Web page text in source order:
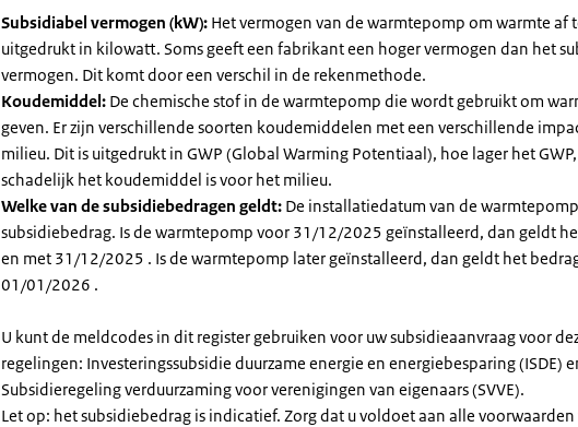
Subsidiabel vermogen (kW): Het vermogen van de warmtepomp om warmte af
uitgedrukt in kilowatt. Soms geeft een fabrikant een hoger vermogen dan het
vermogen. Dit komt door een verschil in de rekenmethode.
Koudemiddel: De chemische stof in de warmtepomp die wordt gebruikt om
geven. Er zijn verschillende soorten koudemiddelen met een verschillende
milieu. Dit is uitgedrukt in GWP (Global Warming Potentiaal), hoe lager het
schadelijk het koudemiddel is voor het milieu.
Welke van de subsidiebedragen geldt: De installatiedatum van de
subsidiebedrag. Is de warmtepomp voor 31/12/2025 geïnstalleerd, dan geldt
en met 31/12/2025 . Is de warmtepomp later geïnstalleerd, dan geldt het
01/01/2026 .
U kunt de meldcodes in dit register gebruiken voor uw subsidieaanvraag voor
regelingen: Investeringssubsidie duurzame energie en energiebesparing (ISDE)
Subsidieregeling verduurzaming voor verenigingen van eigenaars (SVVE).
Let op: het subsidiebedrag is indicatief. Zorg dat u voldoet aan alle voorwaarden